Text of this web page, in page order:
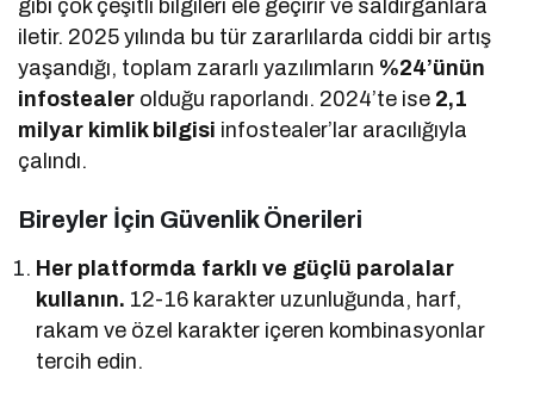
gibi çok çeşitli bilgileri ele geçirir ve saldırganlara
iletir. 2025 yılında bu tür zararlılarda ciddi bir artış
yaşandığı, toplam zararlı yazılımların %24’ünün
infostealer olduğu raporlandı. 2024’te ise 2,1
milyar kimlik bilgisi infostealer’lar aracılığıyla
çalındı.
Bireyler İçin Güvenlik Önerileri
Her platformda farklı ve güçlü parolalar
kullanın. 12-16 karakter uzunluğunda, harf,
rakam ve özel karakter içeren kombinasyonlar
tercih edin.